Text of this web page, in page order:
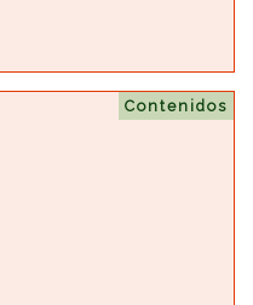
Contenidos